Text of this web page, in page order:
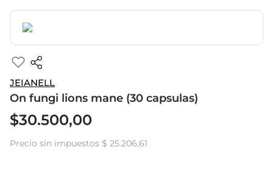
JEIANELL
On fungi lions mane (30 capsulas)
$30.500,00
Precio sin impuestos $ 25.206,61